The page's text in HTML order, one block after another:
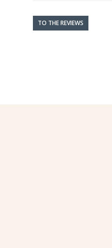
TO THE REVIEWS